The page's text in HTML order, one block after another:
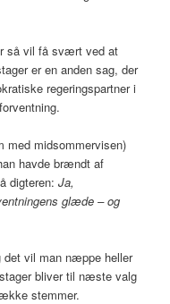
så vil få svært ved at
er en anden sag, der
regeringspartner i
med midsommervisen)
havde brændt af
digteren:Ja,
glæde – og
det vil man næppe heller
bliver til næste valg
stemmer.